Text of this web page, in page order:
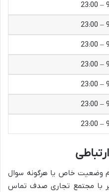
وضعیت خاص یا هرگونه سوال
با مجتمع تجاری صدف تماس